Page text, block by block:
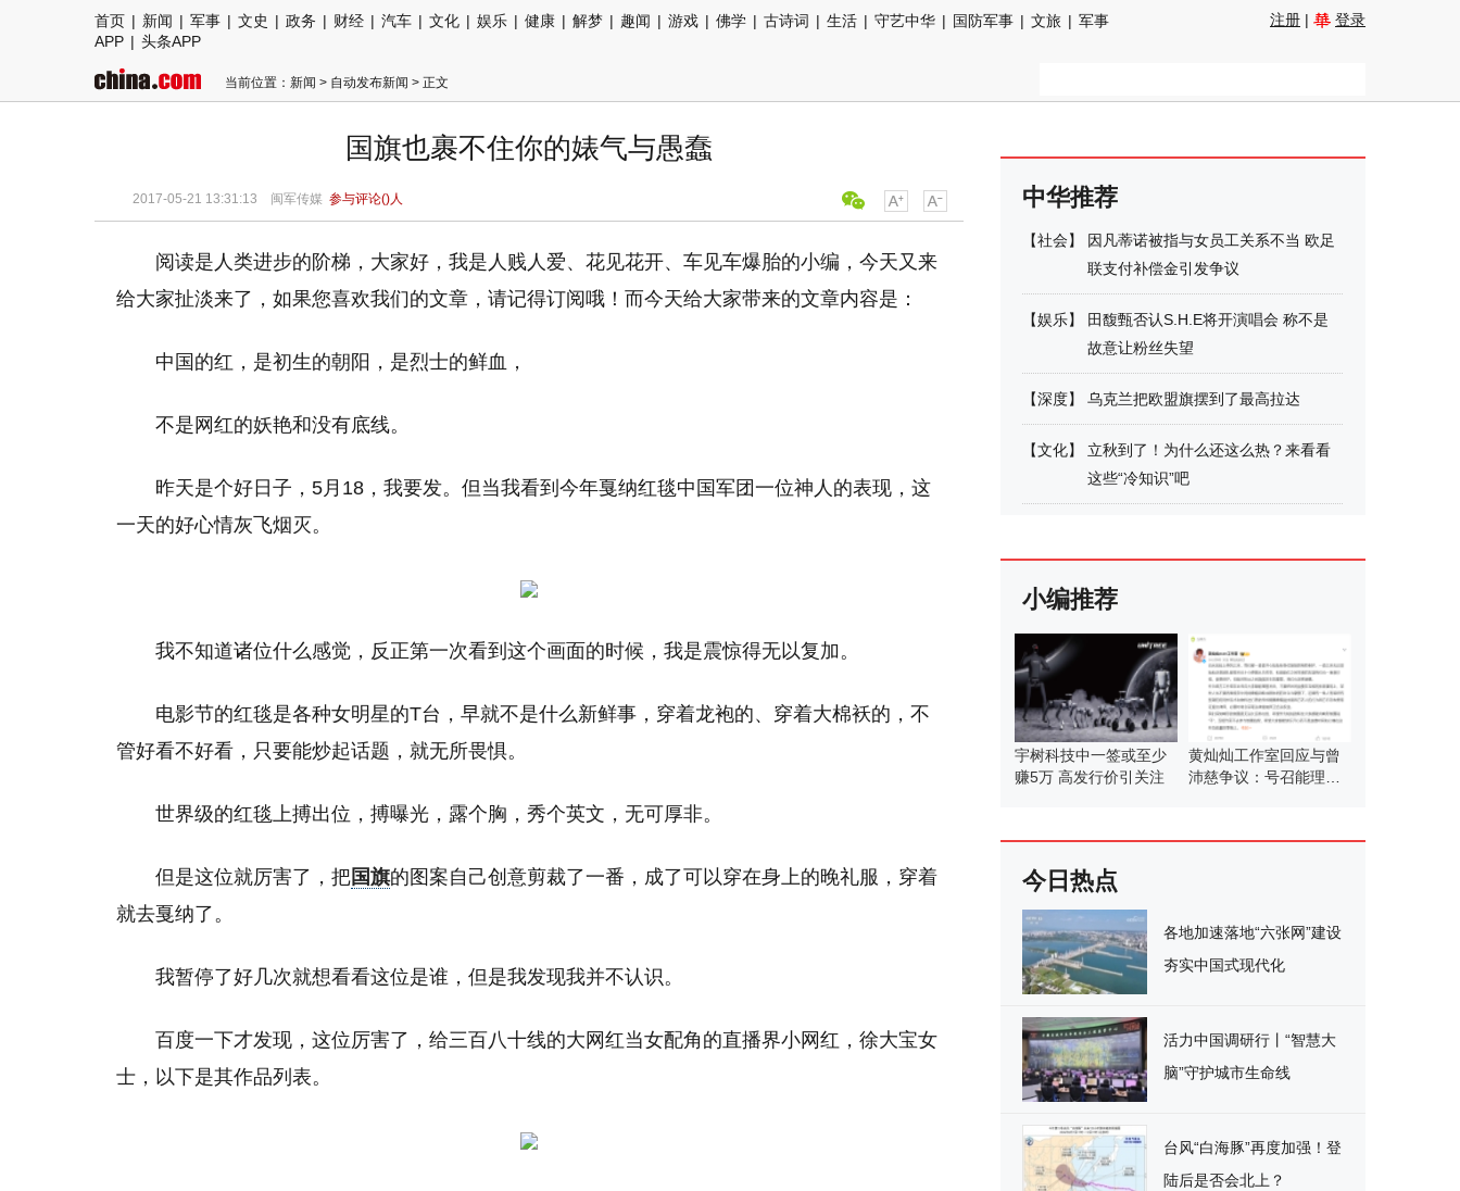
首页 | 新闻 | 军事 | 文史 | 政务 | 财经 | 汽车 | 文化 | 娱乐 | 健康 | 解梦 | 趣闻 | 游戏 | 佛学 | 古诗词 | 生活 | 守艺中华 | 国防军事 | 文旅 | 军事
APP | 头条APP
注册 | 登录
当前位置： 新闻 > 自动发布新闻 > 正文
国旗也裹不住你的婊气与愚蠢
2017-05-21 13:31:13 闽军传媒 参与评论()人
阅读是人类进步的阶梯，大家好，我是人贱人爱、花见花开、车见车爆胎的小编，今天又来
给大家扯淡来了，如果您喜欢我们的文章，请记得订阅哦！而今天给大家带来的文章内容是：
中国的红，是初生的朝阳，是烈士的鲜血，
不是网红的妖艳和没有底线。
昨天是个好日子，5月18，我要发。但当我看到今年戛纳红毯中国军团一位神人的表现，这
一天的好心情灰飞烟灭。
我不知道诸位什么感觉，反正第一次看到这个画面的时候，我是震惊得无以复加。
电影节的红毯是各种女明星的T台，早就不是什么新鲜事，穿着龙袍的、穿着大棉袄的，不
管好看不好看，只要能炒起话题，就无所畏惧。
世界级的红毯上搏出位，搏曝光，露个胸，秀个英文，无可厚非。
但是这位就厉害了，把国旗的图案自己创意剪裁了一番，成了可以穿在身上的晚礼服，穿着
就去戛纳了。
我暂停了好几次就想看看这位是谁，但是我发现我并不认识。
百度一下才发现，这位厉害了，给三百八十线的大网红当女配角的直播界小网红，徐大宝女
士，以下是其作品列表。
中华推荐
【社会】
因凡蒂诺被指与女员工关系不当 欧足
联支付补偿金引发争议
【娱乐】
田馥甄否认S.H.E将开演唱会 称不是
故意让粉丝失望
【深度】 乌克兰把欧盟旗摆到了最高拉达
【文化】
立秋到了！为什么还这么热？来看看
这些“冷知识”吧
小编推荐
宇树科技中一签或至少
赚5万 高发行价引关注
黄灿灿工作室回应与曾
沛慈争议：号召能理智
今日热点
各地加速落地“六张网”建设
夯实中国式现代化
活力中国调研行丨“智慧大
脑”守护城市生命线
台风“白海豚”再度加强！登
陆后是否会北上？